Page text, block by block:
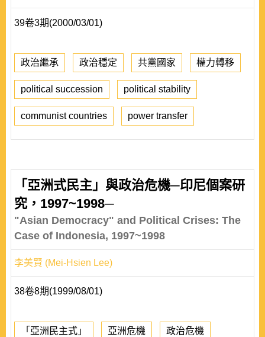
39卷3期(2000/03/01)
政治繼承 政治穩定 共黨國家 權力轉移
political succession political stability
communist countries power transfer
「亞洲式民主」與政治危機─印尼個案研
究，1997~1998─
"Asian Democracy" and Political Crises: The
Case of Indonesia, 1997~1998
李美賢 (Mei-Hsien Lee)
38卷8期(1999/08/01)
「亞洲民主式」 亞洲危機 政治危機